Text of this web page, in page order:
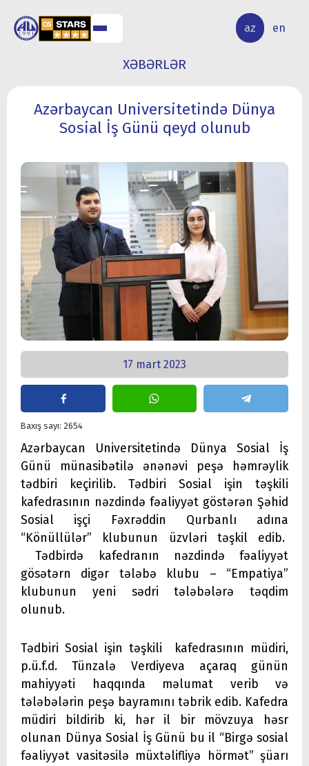
az en
ELMİ
TƏDQİQAT
XƏBƏRLƏR
Azərbaycan Universitetində Dünya
Sosial İş Günü qeyd olunub
17 mart 2023
Baxış sayı: 2654
Azərbaycan Universitetində Dünya Sosial İş
Günü münasibətilə ənənəvi peşə həmrəylik
tədbiri keçirilib. Tədbiri Sosial işin təşkili
kafedrasının nəzdində fəaliyyət göstərən Şəhid
Sosial işçi Fəxrəddin Qurbanlı adına
“Könüllülər” klubunun üzvləri təşkil edib.
Tədbirdə kafedranın nəzdində fəaliyyət
gösətərn digər tələbə klubu – “Empatiya”
klubunun yeni sədri tələbələrə təqdim
olunub.
Tədbiri Sosial işin təşkili kafedrasının müdiri,
p.ü.f.d. Tünzalə Verdiyeva açaraq günün
mahiyyəti haqqında məlumat verib və
tələbələrin peşə bayramını təbrik edib. Kafedra
müdiri bildirib ki, hər il bir mövzuya həsr
olunan Dünya Sosial İş Günü bu il “Birgə sosial
fəaliyyət vasitəsilə müxtəlifliyə hörmət” şüarı